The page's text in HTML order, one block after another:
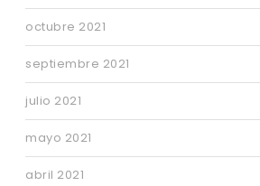
octubre 2021
septiembre 2021
julio 2021
mayo 2021
abril 2021